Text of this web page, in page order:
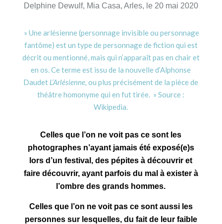
Delphine Dewulf, Mia Casa, Arles, le 20 mai 2020
» Une arlésienne (personnage invisible ou personnage
fantôme) est un type de personnage de fiction qui est
décrit ou mentionné, mais qui n’apparaît pas en chair et
en os. Ce terme est issu de la nouvelle d’Alphonse
Daudet L’Arlésienne, ou plus précisément de la pièce de
théâtre homonyme qui en fut tirée. » Source :
Wikipedia.
Celles que l’on ne voit pas ce sont les
photographes n’ayant jamais été exposé(e)s
lors d’un festival, des pépites à découvrir et
faire découvrir, ayant parfois du mal à exister à
l’ombre des grands hommes.
Celles que l’on ne voit pas ce sont aussi les
personnes sur lesquelles, du fait de leur faible